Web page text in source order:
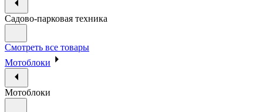
Садово-парковая техника
Смотреть все товары
Мотоблоки
Мотоблоки